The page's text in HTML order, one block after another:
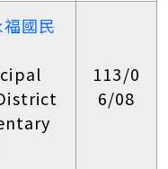
國民
113/0
6/08